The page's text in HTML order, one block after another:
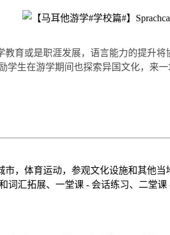
育或是职涯发展，语言能力的提升
生在游学期间也探索异国文化，来
，体育运动，参观文化设施和其他当
词汇拓展、一堂课 - 会话练习、二堂